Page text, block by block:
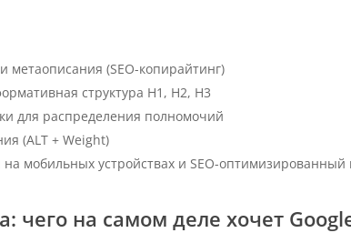
метаописания (SEO-копирайтинг)
структура H1, H2, H3
для распределения полномочий
(ALT + Weight)
на мобильных устройствах и SEO-оптимизированный
чего на самом деле хочет